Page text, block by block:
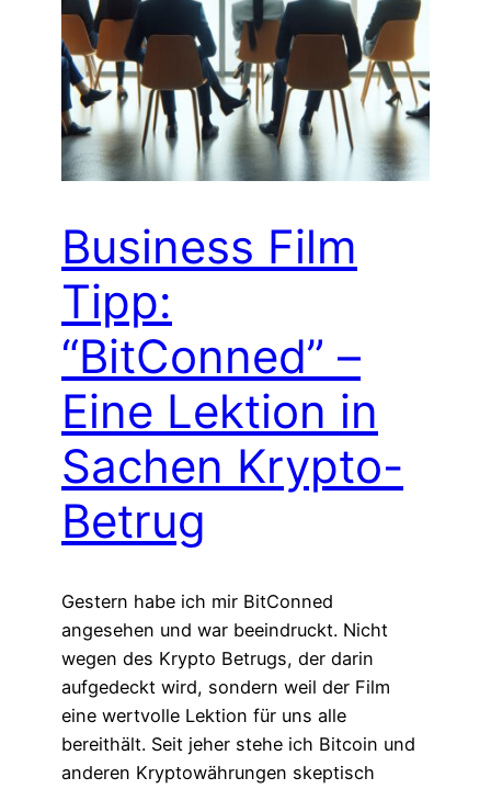
Business Film
Tipp:
“BitConned” –
Eine Lektion in
Sachen Krypto-
Betrug
Gestern habe ich mir BitConned
angesehen und war beeindruckt. Nicht
wegen des Krypto Betrugs, der darin
aufgedeckt wird, sondern weil der Film
eine wertvolle Lektion für uns alle
bereithält. Seit jeher stehe ich Bitcoin und
anderen Kryptowährungen skeptisch